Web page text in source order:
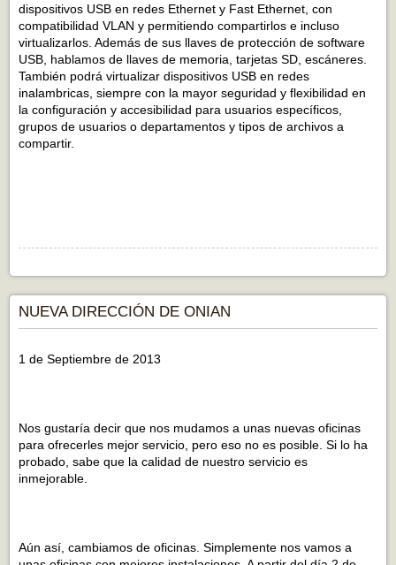
dispositivos USB en redes Ethernet y Fast Ethernet, con
compatibilidad VLAN y permitiendo compartirlos e incluso
virtualizarlos. Además de sus llaves de protección de software
USB, hablamos de llaves de memoria, tarjetas SD, escáneres.
También podrá virtualizar dispositivos USB en redes
inalambricas, siempre con la mayor seguridad y flexibilidad en
la configuración y accesibilidad para usuarios específicos,
grupos de usuarios o departamentos y tipos de archivos a
compartir.
NUEVA DIRECCIÓN DE ONIAN
1 de Septiembre de 2013
Nos gustaría decir que nos mudamos a unas nuevas oficinas
para ofrecerles mejor servicio, pero eso no es posible. Si lo ha
probado, sabe que la calidad de nuestro servicio es
inmejorable.
Aún así, cambiamos de oficinas. Simplemente nos vamos a